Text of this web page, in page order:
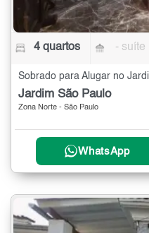
4 quartos - suíte
Jardim São Paulo
Zona Norte - São Paulo
WhatsApp